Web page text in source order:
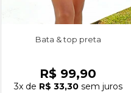
Bata & top preta
R$ 99,90
3xde R$ 33,30sem juros